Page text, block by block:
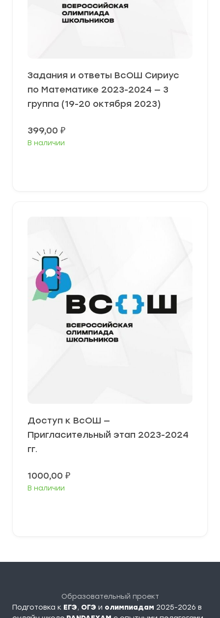
Задания и ответы ВсОШ Сириус
по Математике 2023-2024 — 3
группа (19-20 октября 2023)
399,00 ₽
В наличии
Доступ к ВсОШ —
Пригласительный этап 2023-2024
гг.
1000,00 ₽
В наличии
Образовательный проект
Подготовка к ЕГЭ, ОГЭ и олимпиадам 2025-2026 в